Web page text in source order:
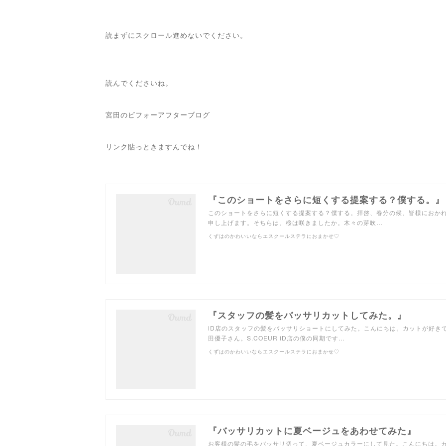
読まずにスクロール進めないでください。
読んでくださいね。
宮田のビフォーアフターブログ
リンク貼っときますんでね！
『このショートをさらに短くする提案する？僕する。』
このショートをさらに短くする提案する？僕する。拝啓、春分の候、皆様におか
申し上げます。そちらは、桜は咲きましたか。木々の芽吹…
くずはのかわいいならエスクールステラにおまかせ♡
『スタッフの髪をバッサリカットしてみた。』
iD店のスタッフの髪をバッサリショートにしてみた。こんにちは。カットが好き
田優子さん。S.COEUR iD店の僕の同期です…
くずはのかわいいならエスクールステラにおまかせ♡
『バッサリカットに夏ベージュをあわせてみた』
お客様の髪の毛をバッサリ切って、夏ベージュカラーにして見た。こんにちは。